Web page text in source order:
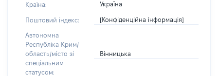
Країна: Україна
Поштовий індекс: [Конфіденційна інформація]
Автономна
Республіка Крим/
область/місто зі
спеціальним
статусом:
Вінницька